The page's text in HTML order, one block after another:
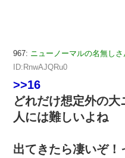
967: ニューノーマルの名無しさ
ID:RnwAJQRu0
>>16
どれだけ想定外の
人には難しいよね
出てきたら凄いぞ